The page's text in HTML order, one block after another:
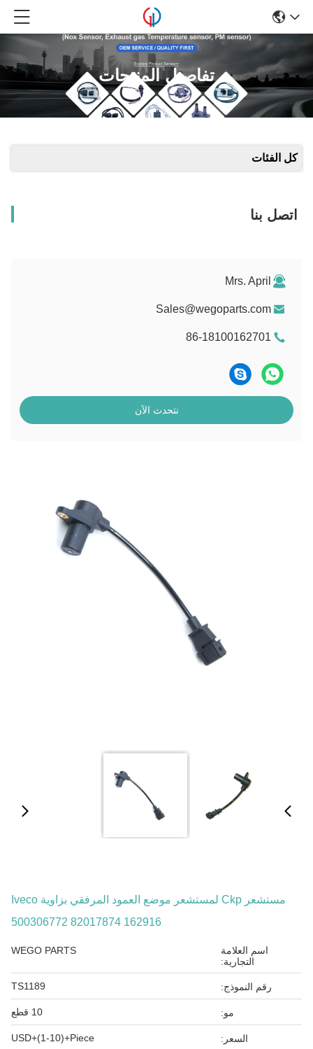
تفاصيل المنتجات
كل الفئات
اتصل بنا
Mrs. April
Sales@wegoparts.com
86-18100162701
نتحدث الآن
مستشعر Ckp لمستشعر موضع العمود المرفقي بزاوية Iveco
500306772 82017874 162916
اسم العلامة
التجارية:
WEGO PARTS
رقم النموذج: TS1189
مو: 10 قطع
السعر: USD+(1-10)+Piece